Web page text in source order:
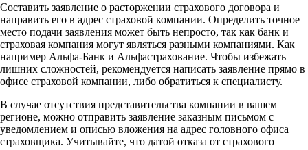
Составить заявление о расторжении страхового договора и
направить его в адрес страховой компании. Определить точное
место подачи заявления может быть непросто, так как банк и
страховая компания могут являться разными компаниями. Как
например Альфа-Банк и Альфастрахование. Чтобы избежать
лишних сложностей, рекомендуется написать заявление прямо в
офисе страховой компании, либо обратиться к специалисту.
В случае отсутствия представительства компании в вашем
регионе, можно отправить заявление заказным письмом с
уведомлением и описью вложения на адрес головного офиса
страховщика. Учитывайте, что датой отказа от страхового